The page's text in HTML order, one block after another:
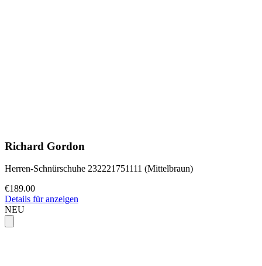
Richard Gordon
Herren-Schnürschuhe 232221751111 (Mittelbraun)
€189.00
Details für anzeigen
NEU